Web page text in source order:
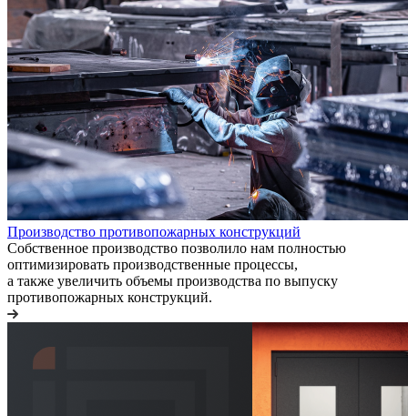
Производство противопожарных конструкций
Собственное производство позволило нам полностью
оптимизировать производственные процессы,
а также увеличить объемы производства по выпуску
противопожарных конструкций.